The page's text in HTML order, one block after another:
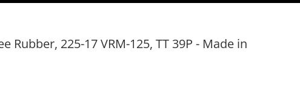
Rubber, 225-17 VRM-125, TT 39P - Made in